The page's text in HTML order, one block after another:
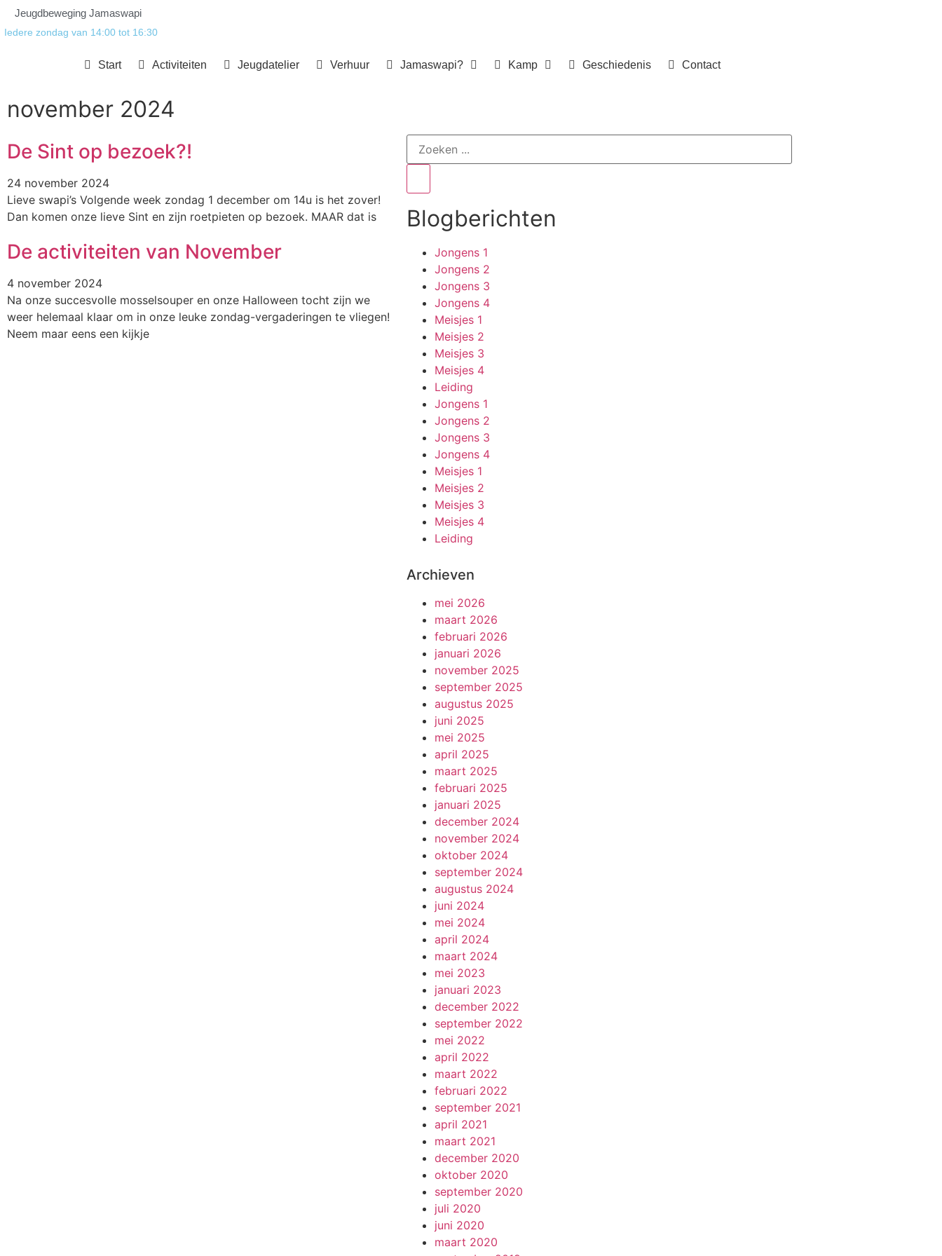
Jeugdbeweging Jamaswapi
Iedere zondag van 14:00 tot 16:30
Start Activiteiten Jeugdatelier Verhuur Jamaswapi? Kamp Geschiedenis Contact
november 2024
De Sint op bezoek?!
24 november 2024
Lieve swapi’s Volgende week zondag 1 december om 14u is het zover!
Dan komen onze lieve Sint en zijn roetpieten op bezoek. MAAR dat is
De activiteiten van November
4 november 2024
Na onze succesvolle mosselsouper en onze Halloween tocht zijn we
weer helemaal klaar om in onze leuke zondag-vergaderingen te vliegen!
Neem maar eens een kijkje
Blogberichten
Jongens 1
Jongens 2
Jongens 3
Jongens 4
Meisjes 1
Meisjes 2
Meisjes 3
Meisjes 4
Leiding
Jongens 1
Jongens 2
Jongens 3
Jongens 4
Meisjes 1
Meisjes 2
Meisjes 3
Meisjes 4
Leiding
Archieven
mei 2026
maart 2026
februari 2026
januari 2026
november 2025
september 2025
augustus 2025
juni 2025
mei 2025
april 2025
maart 2025
februari 2025
januari 2025
december 2024
november 2024
oktober 2024
september 2024
augustus 2024
juni 2024
mei 2024
april 2024
maart 2024
mei 2023
januari 2023
december 2022
september 2022
mei 2022
april 2022
maart 2022
februari 2022
september 2021
april 2021
maart 2021
december 2020
oktober 2020
september 2020
juli 2020
juni 2020
maart 2020